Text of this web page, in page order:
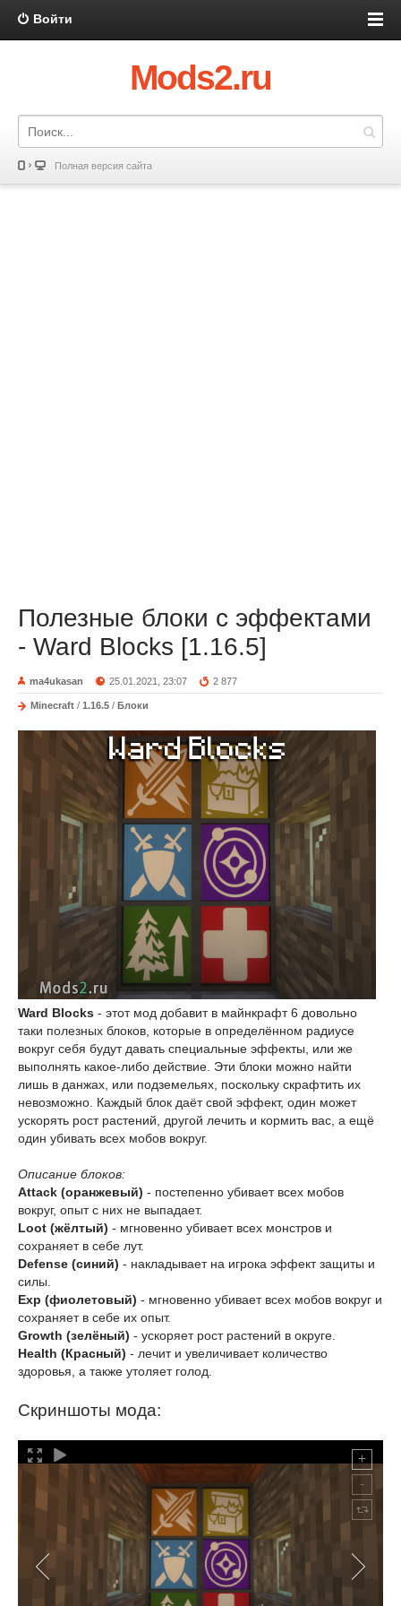
Войти
Mods2.ru
Полная версия сайта
Полезные блоки с эффектами
- Ward Blocks [1.16.5]
ma4ukasan 25.01.2021, 23:07 2 877
Minecraft / 1.16.5 / Блоки
Ward Blocks - этот мод добавит в майнкрафт 6 довольно
таки полезных блоков, которые в определённом радиусе
вокруг себя будут давать специальные эффекты, или же
выполнять какое-либо действие. Эти блоки можно найти
лишь в данжах, или подземельях, поскольку скрафтить их
невозможно. Каждый блок даёт свой эффект, один может
ускорять рост растений, другой лечить и кормить вас, а ещё
один убивать всех мобов вокруг.
Описание блоков:
Attack (оранжевый) - постепенно убивает всех мобов
вокруг, опыт с них не выпадает.
Loot (жёлтый) - мгновенно убивает всех монстров и
сохраняет в себе лут.
Defense (синий) - накладывает на игрока эффект защиты и
силы.
Exp (фиолетовый) - мгновенно убивает всех мобов вокруг и
сохраняет в себе их опыт.
Growth (зелёный) - ускоряет рост растений в округе.
Health (Красный) - лечит и увеличивает количество
здоровья, а также утоляет голод.
Скриншоты мода: